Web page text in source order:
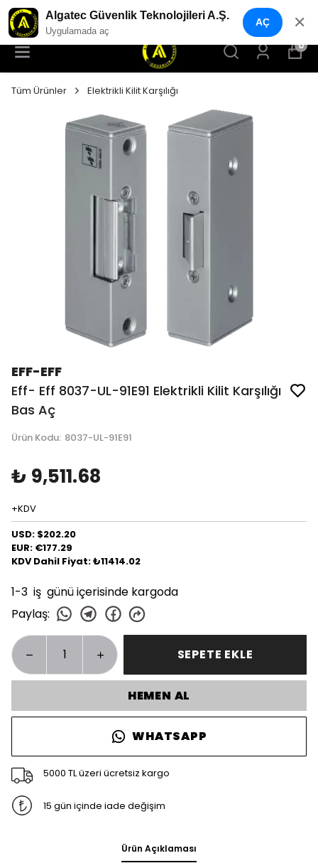
ALGATEC GÜVENLİK MARKET
0
Tüm Ürünler Elektrikli Kilit Karşılığı
EFF-EFF
Eff- Eff 8037-UL-91E91 Elektrikli Kilit Karşılığı
Bas Aç
Ürün Kodu: 8037-UL-91E91
₺ 9,511.68
+KDV
USD: $202.20
EUR: €177.29
KDV Dahil Fiyat: ₺11414.02
1-3 iş günü içerisinde kargoda
Paylaş:
SEPETE EKLE
HEMEN AL
WHATSAPP
5000 TL üzeri ücretsiz kargo
15 gün içinde iade değişim
Ürün Açıklaması
Algatec Güvenlik Teknolojileri A.Ş.
Uygulamada aç
AÇ ✕